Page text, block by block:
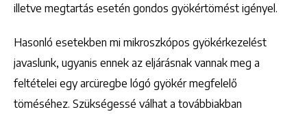
illetve megtartás esetén gondos gyökértömést igényel.
Hasonló esetekben mi mikroszkópos gyökérkezelést
javaslunk, ugyanis ennek az eljárásnak vannak meg a
feltételei egy arcüregbe lógó gyökér megfelelő
töméséhez. Szükségessé válhat a továbbiakban